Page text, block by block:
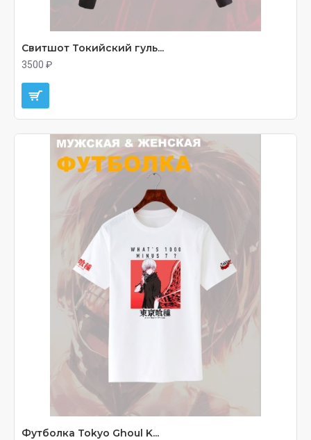
Свитшот Токийский гуль...
3500 ₽
Футболка Tokyo Ghoul K...